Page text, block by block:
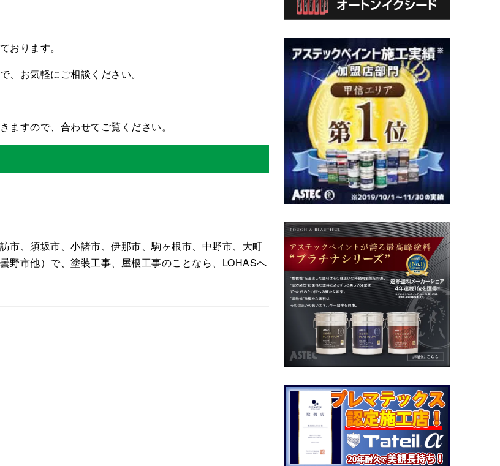
おります。
お気軽にご相談ください。
ますので、合わせてご覧ください。
市、須坂市、小諸市、伊那市、駒ヶ根市、中野市、大町
野市他）で、塗装工事、屋根工事のことなら、LOHASへ